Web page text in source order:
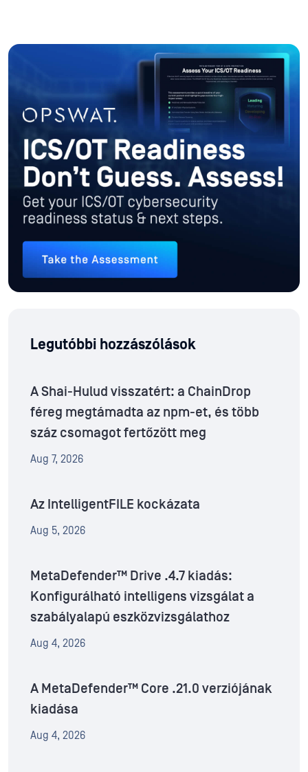
Legutóbbi hozzászólások
A Shai-Hulud visszatért: a ChainDrop
féreg megtámadta az npm-et, és több
száz csomagot fertőzött meg
Aug 7, 2026
Az IntelligentFILE kockázata
Aug 5, 2026
MetaDefender™ Drive .4.7 kiadás:
Konfigurálható intelligens vizsgálat a
szabályalapú eszközvizsgálathoz
Aug 4, 2026
A MetaDefender™ Core .21.0 verziójának
kiadása
Aug 4, 2026